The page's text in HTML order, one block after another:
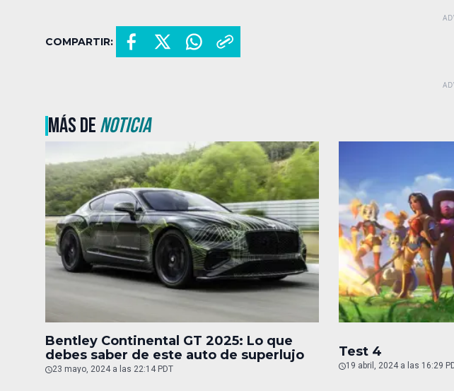
COMPARTIR:
MÁS DENOTICIA
Bentley Continental GT 2025: Lo que
debes saber de este auto de superlujo
23 mayo, 2024 a las 22:14 PDT
Test 4
19 abril, 2024 a las 16:29